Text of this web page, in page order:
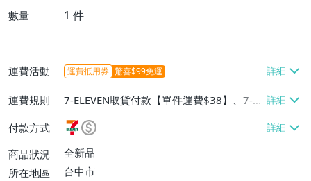
數量 1 件
運費活動 運費抵用券 驚喜$99免運
運費規則
7-ELEVEN取貨付款【單件運費$38】、7-EL
EVEN取貨不付款【單件運費$38】、宅配/
貨運【單件運費$60、消費滿$1000免運
費】、郵局掛號【單件運費$31、滿10件或
消費滿$700免運費】、低溫配送【單件運
付款方式
商品狀況
全新品
所在地區
台中市